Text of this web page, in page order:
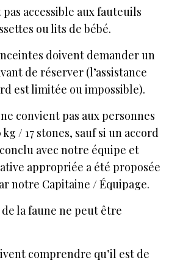
pas accessible aux fauteuils
ou lits de bébé.
doivent demander un
de réserver (l’assistance
est limitée ou impossible).
convient pas aux personnes
kg / 17 stones, sauf si un accord
avec notre équipe et
appropriée a été proposée
notre Capitaine / Équipage.
la faune ne peut être
comprendre qu’il est de